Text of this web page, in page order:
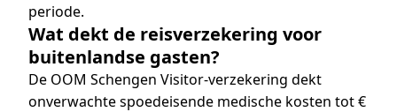
periode.
Wat dekt de reisverzekering voor
buitenlandse gasten?
De OOM Schengen Visitor-verzekering dekt
onverwachte spoedeisende medische kosten tot €